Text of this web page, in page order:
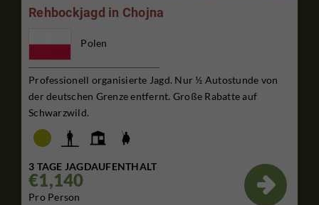
Rehbockjagd in Chojna
Polen
Professionell organisierte Jagd. Nur ½ Autostunde von
der deutschen Grenze entfernt. Große Rabatte auf
Schwarzwild.
3 TAGE JAGDAUFENTHALT
€1,140
Pro Person
